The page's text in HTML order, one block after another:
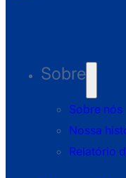
Sobre
Sobre nós
Nossa
Relatório